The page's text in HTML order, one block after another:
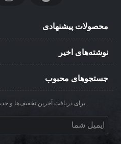
محصولات پیشنهادی
نوشته‌های اخیر
جستجوهای محبوب
برای دریافت آخرین تخفیف‌ها و